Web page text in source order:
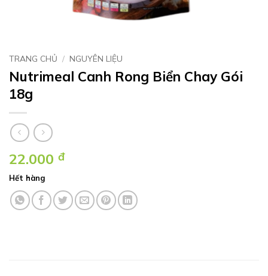
TRANG CHỦ / NGUYÊN LIỆU
Nutrimeal Canh Rong Biển Chay Gói
18g
22.000 đ
Hết hàng